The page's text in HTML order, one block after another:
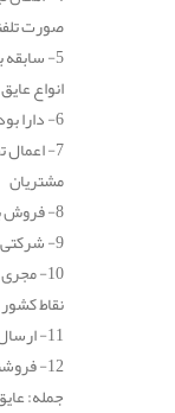
صورت
انواع عایق
6- دارا بودن نمایندگی فروش معتبر
7-
مشتریان
8- فروش با کیفیت ترین انواع عایق الاستومری
9- شرکتی معتبر و دارای کد ثبتی
10-
نقاط کشور
11- ارسال سریع پیش فاکتور برای مشتریان گرامی
12-
جمله: